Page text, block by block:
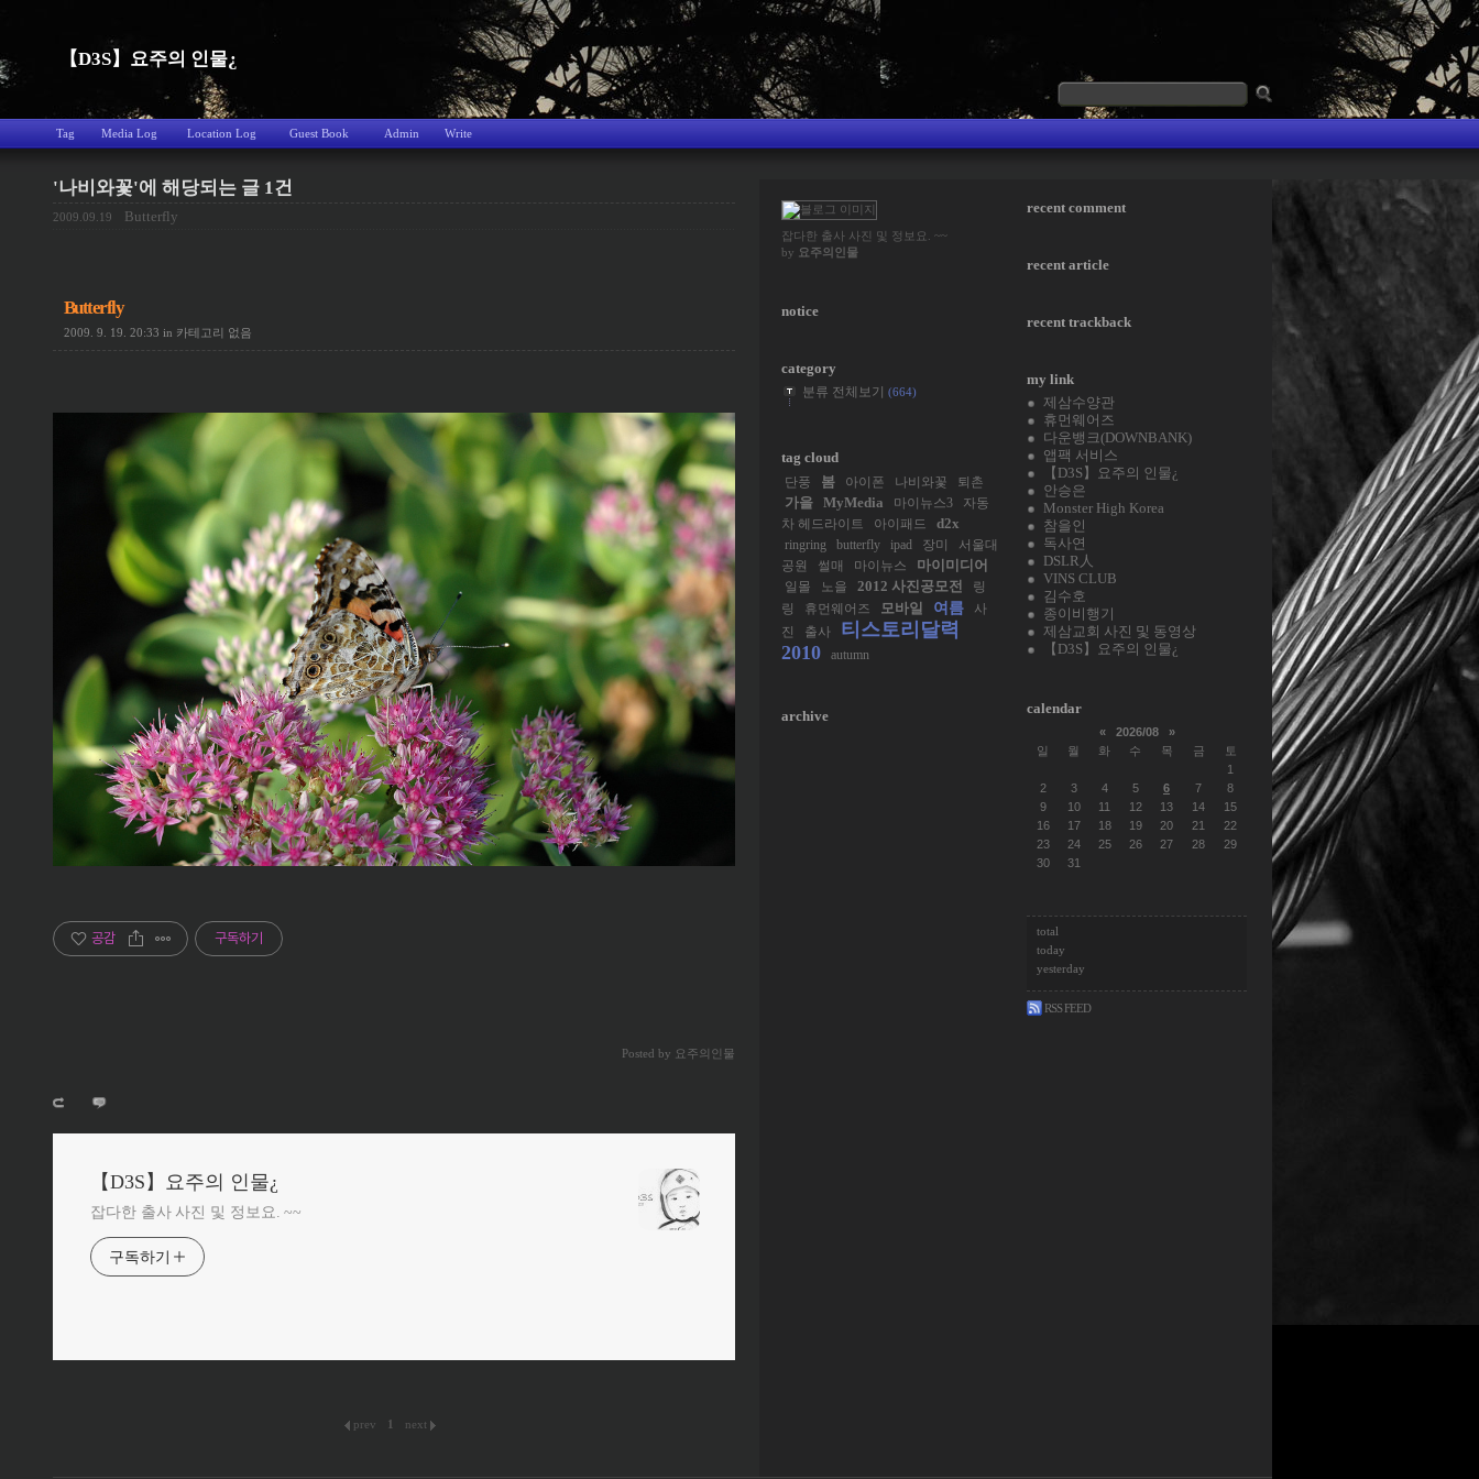
【D3S】요주의 인물¿
Tag Media Log Location Log Guest Book Admin Write
'나비와꽃'에 해당되는 글 1건
2009.09.19 Butterfly
Butterfly
2009. 9. 19. 20:33 in 카테고리 없음
공감 구독하기
Posted by 요주의인물
【D3S】요주의 인물¿
잡다한 출사 사진 및 정보요. ~~
구독하기
prev 1 next
잡다한 출사 사진 및 정보요. ~~
by 요주의인물
notice
category
분류 전체보기 (664)
tag cloud
단풍 봄 아이폰 나비와꽃 퇴촌
가을 MyMedia 마이뉴스3
자동
차 헤드라이트
아이패드 d2x
ringring butterfly ipad 장미
서울대
공원
썰매 마이뉴스 마이미디어
일몰 노을 2012 사진공모전
링
링
휴먼웨어즈 모바일 여름
사
진
출사
티스토리달력
2010
autumn
archive
recent comment
recent article
recent trackback
my link
제삼수양관
휴먼웨어즈
다운뱅크(DOWNBANK)
앱팩 서비스
【D3S】요주의 인물¿
안승은
Monster High Korea
참을인
독사연
DSLR人
VINS CLUB
김수호
종이비행기
제삼교회 사진 및 동영상
【D3S】요주의 인물¿
calendar
« 2026/08
»
일
월 화 수 목 금
토
1
2
3 4 5 6 7
8
9
10 11 12 13 14
15
16
17 18 19 20 21
22
23
24 25 26 27 28
29
30
31
total
today
yesterday
RSS FEED